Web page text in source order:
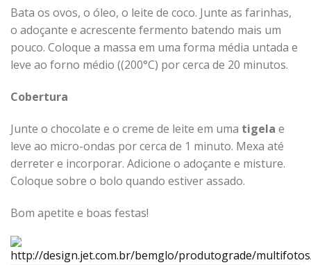
Bata os ovos, o óleo, o leite de coco. Junte as farinhas,
o adoçante e acrescente fermento batendo mais um
pouco. Coloque a massa em uma forma média untada e
leve ao forno médio ((200°C) por cerca de 20 minutos.
Cobertura
Junte o chocolate e o creme de leite em uma tigela e
leve ao micro-ondas por cerca de 1 minuto. Mexa até
derreter e incorporar. Adicione o adoçante e misture.
Coloque sobre o bolo quando estiver assado.
Bom apetite e boas festas!